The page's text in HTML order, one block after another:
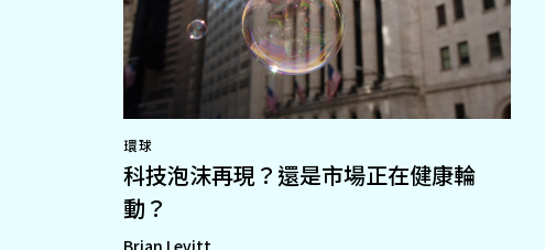
環球
科技泡沫再現？還是市場正在健康輪
動？